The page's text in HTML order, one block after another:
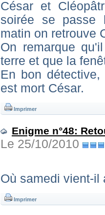
César et
soirée se passe
matin on retrouve
On remarque
terre et que la
En bon
est mort César.
Imprimer
Enigme n°48:
Le 25/10/2010
Où samedi vient-il
Imprimer